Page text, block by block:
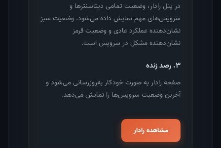
در پنل رادار، وضعیت تمامی دیتاسنترها و
سرویس‌های مهم نمایش داده می‌شود. وضعیت سبز
نشان‌دهنده عملکرد عادی و وضعیت قرمز
نشان‌دهنده مشکل در سرویس است.
۳. رصد زنده
صفحه رادار به صورت خودکار به‌روزرسانی می‌شود و
آخرین وضعیت سرویس‌ها را نمایش می‌دهد.
مشاهده رادار